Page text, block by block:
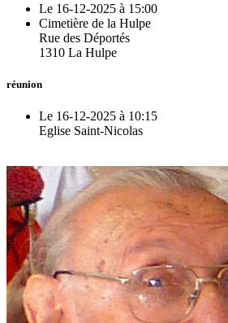
Le 16-12-2025 à 15:00
Cimetière de la Hulpe
Rue des Déportés
1310 La Hulpe
réunion
Le 16-12-2025 à 10:15
Eglise Saint-Nicolas